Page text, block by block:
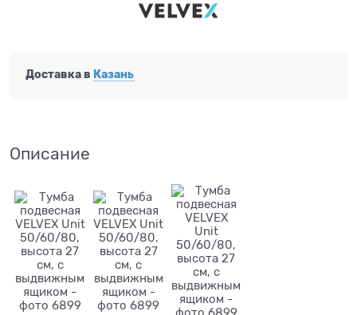
Доставка в Казань
Описание